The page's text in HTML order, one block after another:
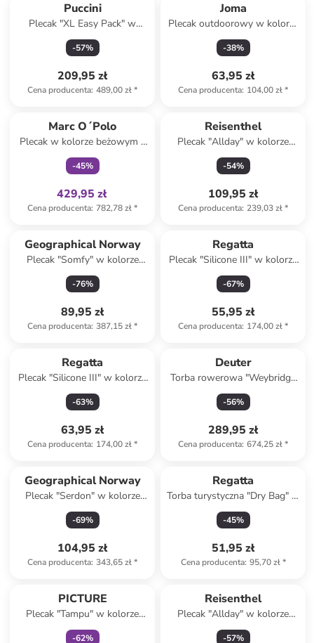
Puccini
Plecak "XL Easy Pack" w
kolorze granatowym - 40 x 55
x 20 cm
-57%
209,95 zł
Cena producenta: 489,00 zł*
Joma
Plecak outdoorowy w kolorze
czerwono-czarnym - 30 x 18 x
42 cm
-38%
63,95 zł
Cena producenta: 104,00 zł*
Marc O´Polo
Plecak w kolorze beżowym -
43 x 59 x 18 cm
-45%
429,95 zł
Cena producenta: 782,78 zł*
Reisenthel
Plecak "Allday" w kolorze
jasnoszarym - 30 x 39 x 13
cm
-54%
109,95 zł
Cena producenta: 239,03 zł*
Geographical Norway
Plecak "Somfy" w kolorze
czarnym - 29 x 36 x 13 cm
-76%
89,95 zł
Cena producenta: 387,15 zł*
Regatta
Plecak "Silicone III" w kolorze
czarno-niebieskim - 25,5 x 45
x 12 cm
-67%
55,95 zł
Cena producenta: 174,00 zł*
Regatta
Plecak "Silicone III" w kolorze
różowo-czarnym - 25,5 x 45 x
12 cm
-63%
63,95 zł
Cena producenta: 174,00 zł*
Deuter
Torba rowerowa "Weybridge
25+5" w kolorze niebieskim -
34 x 43 x 22 cm
-56%
289,95 zł
Cena producenta: 674,25 zł*
Geographical Norway
Plecak "Serdon" w kolorze
szarym - 30 x 42 x 12 cm
-69%
104,95 zł
Cena producenta: 343,65 zł*
Regatta
Torba turystyczna "Dry Bag" w
kolorze zielonym - 25 l
-45%
51,95 zł
Cena producenta: 95,70 zł*
PICTURE
Plecak "Tampu" w kolorze
granatowo-jasnoróżowym -
-62%
Reisenthel
Plecak "Allday" w kolorze
różowym - 30 x 39 x 13 cm
-57%